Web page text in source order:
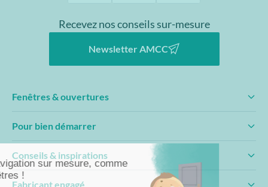
Recevez nos conseils sur-mesure
Newsletter AMCC
Fenêtres & ouvertures
Pour bien démarrer
Conseils & inspirations
Fabricant engagé